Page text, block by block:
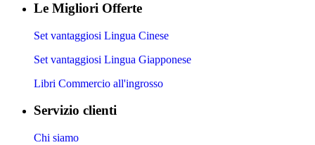
Le Migliori Offerte
Set vantaggiosi Lingua Cinese
Set vantaggiosi Lingua Giapponese
Libri Commercio all'ingrosso
Servizio clienti
Chi siamo